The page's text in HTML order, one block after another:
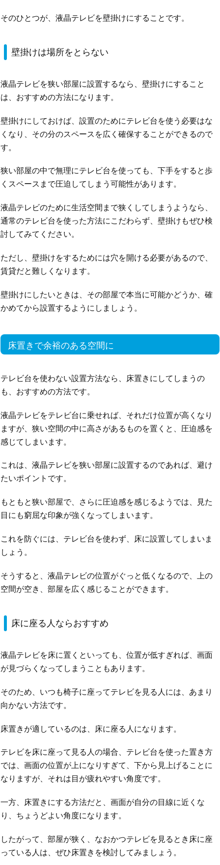
そのひとつが、液晶テレビを壁掛けにすることです。
壁掛けは場所をとらない
液晶テレビを狭い部屋に設置するなら、壁掛けにすること
は、おすすめの方法になります。
壁掛けにしておけば、設置のためにテレビ台を使う必要はな
くなり、その分のスペースを広く確保することができるので
す。
狭い部屋の中で無理にテレビ台を使っても、下手をすると歩
くスペースまで圧迫してしまう可能性があります。
液晶テレビのために生活空間まで狭くしてしまうようなら、
通常のテレビ台を使った方法にこだわらず、壁掛けもぜひ検
討してみてください。
ただし、壁掛けをするためには穴を開ける必要があるので、
賃貸だと難しくなります。
壁掛けにしたいときは、その部屋で本当に可能かどうか、確
かめてから設置するようにしましょう。
床置きで余裕のある空間に
テレビ台を使わない設置方法なら、床置きにしてしまうの
も、おすすめの方法です。
液晶テレビをテレビ台に乗せれば、それだけ位置が高くなり
ますが、狭い空間の中に高さがあるものを置くと、圧迫感を
感じてしまいます。
これは、液晶テレビを狭い部屋に設置するのであれば、避け
たいポイントです。
もともと狭い部屋で、さらに圧迫感を感じるようでは、見た
目にも窮屈な印象が強くなってしまいます。
これを防ぐには、テレビ台を使わず、床に設置してしまいま
しょう。
そうすると、液晶テレビの位置がぐっと低くなるので、上の
空間が空き、部屋を広く感じることができます。
床に座る人ならおすすめ
液晶テレビを床に置くといっても、位置が低すぎれば、画面
が見づらくなってしまうこともあります。
そのため、いつも椅子に座ってテレビを見る人には、あまり
向かない方法です。
床置きが適しているのは、床に座る人になります。
テレビを床に座って見る人の場合、テレビ台を使った置き方
では、画面の位置が上になりすぎて、下から見上げることに
なりますが、それは目が疲れやすい角度です。
一方、床置きにする方法だと、画面が自分の目線に近くな
り、ちょうどよい角度になります。
したがって、部屋が狭く、なおかつテレビを見るとき床に座
っている人は、ぜひ床置きを検討してみましょう。